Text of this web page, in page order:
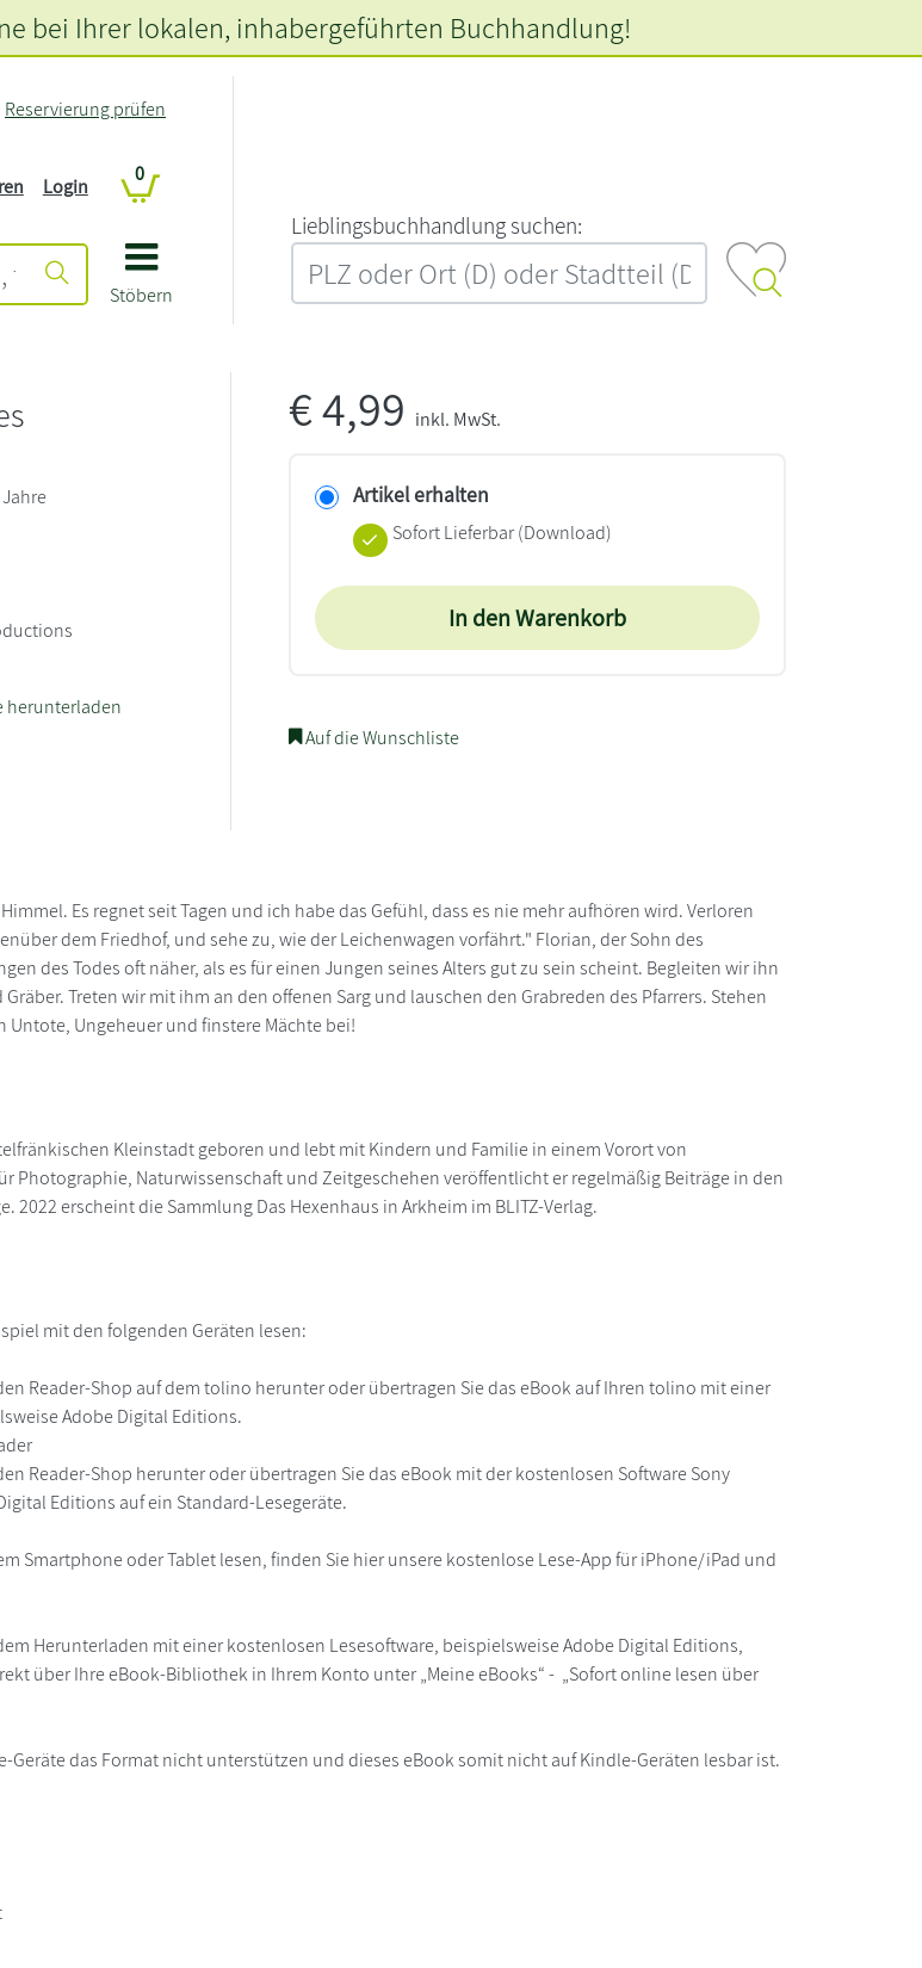
Stöbern
Reservierung prüfen
Login
0
L‍i‍e‍b‍l‍i‍n‍g‍s‍b‍u‍c‍h‍h‍a‍n‍d‍l‍u‍n‍g‍ ‍s‍u‍c‍h‍e‍n‍:‍
bei Ihrer lokalen, inhabergeführten Buchhandlung!
herunterladen
€4,99 inkl. MwSt.
Artikel erhalten
Sofort Lieferbar (Download)
In den Warenkorb
Auf die Wunschliste
Es regnet seit Tagen und ich habe das Gefühl, dass es nie mehr aufhören wird. Verloren
dem Friedhof, und sehe zu, wie der Leichenwagen vorfährt." Florian, der Sohn des
des Todes oft näher, als es für einen Jungen seines Alters gut zu sein scheint. Begleiten wir ihn
Treten wir mit ihm an den offenen Sarg und lauschen den Grabreden des Pfarrers. Stehen
Untote, Ungeheuer und finstere Mächte bei!
Kleinstadt geboren und lebt mit Kindern und Familie in einem Vorort von
Photographie, Naturwissenschaft und Zeitgeschehen veröffentlicht er regelmäßig Beiträge in den
2022 erscheint die Sammlung Das Hexenhaus in Arkheim im BLITZ-Verlag.
mit den folgenden Geräten lesen:
Reader-Shop auf dem tolino herunter oder übertragen Sie das eBook auf Ihren tolino mit einer
Adobe Digital Editions.
Reader-Shop herunter oder übertragen Sie das eBook mit der kostenlosen Software Sony
Editions auf ein Standard-Lesegeräte.
Smartphone oder Tablet lesen, finden Sie hier unsere kostenlose Lese-App für iPhone/iPad und
Herunterladen mit einer kostenlosen Lesesoftware, beispielsweise Adobe Digital Editions,
über Ihre eBook-Bibliothek in Ihrem Konto unter „Meine eBooks“ - „Sofort online lesen über
Geräte das Format nicht unterstützen und dieses eBook somit nicht auf Kindle-Geräten lesbar ist.